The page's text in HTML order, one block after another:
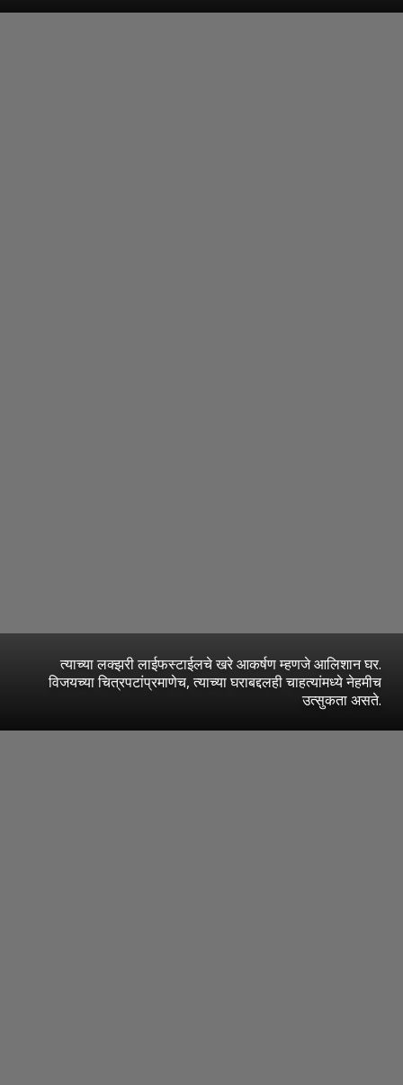
त्याच्या लक्झरी लाईफस्टाईलचे खरे आकर्षण म्हणजे आलिशान घर.
विजयच्या चित्रपटांप्रमाणेच, त्याच्या घराबद्दलही चाहत्यांमध्ये नेहमीच
उत्सुकता असते.